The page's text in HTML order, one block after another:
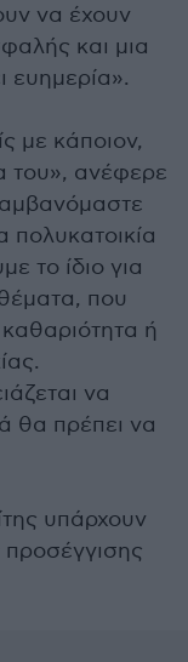
να έχουν
και μια
ευημερία».
με κάποιον,
του», ανέφερε
πολυκατοικία
το ίδιο για
που
ή
να
θα πρέπει να
υπάρχουν
προσέγγισης